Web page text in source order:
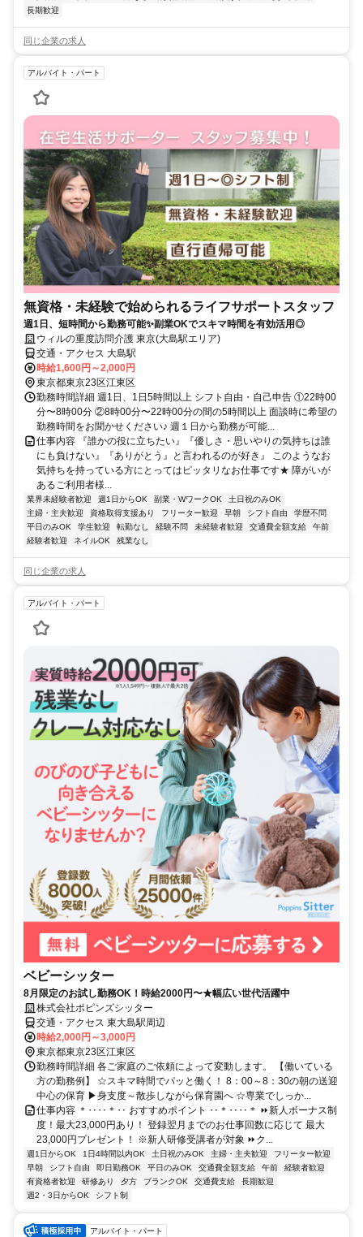
長期歓迎
同じ企業の求人
アルバイト・パート
無資格・未経験で始められるライフサポートスタッフ
週1日、短時間から勤務可能✨副業OKでスキマ時間を有効活用◎
ウィルの重度訪問介護 東京(大島駅エリア)
交通・アクセス 大島駅
時給1,600円～2,000円
東京都東京23区江東区
勤務時間詳細 週1日、1日5時間以上 シフト自由・自己申告 ①22時00
分〜8時00分 ②8時00分〜22時00分の間の5時間以上 面談時に希望の
勤務時間をお聞かせください♪ 週１日から勤務が可能...
仕事内容 『誰かの役に立ちたい』『優しさ・思いやりの気持ちは誰
にも負けない』『ありがとう』と言われるのが好き』 このようなお
気持ちを持っている方にとってはピッタリなお仕事です★ 障がいが
あるご利用者様...
業界未経験者歓迎 週1日からOK 副業・WワークOK
土日祝のみOK
主婦・主夫歓迎
資格取得支援あり フリーター歓迎 早朝 シフト自由
学歴不問
平日のみOK
学生歓迎 転勤なし 経験不問 未経験者歓迎 交通費全額支給
午前
経験者歓迎
ネイルOK 残業なし
同じ企業の求人
アルバイト・パート
ベビーシッター
8月限定のお試し勤務OK！時給2000円〜★幅広い世代活躍中
株式会社ポピンズシッター
交通・アクセス 東大島駅周辺
時給2,000円～3,000円
東京都東京23区江東区
勤務時間詳細 各ご家庭のご依頼によって変動します。 【働いている
方の勤務例】 ☆スキマ時間でパッと働く！ 8：00～8：30の朝の送迎
中心の保育 ▶身支度～散歩しながら保育園へ ☆専業でしっか...
仕事内容 ＊‥‥＊‥ おすすめポイント ‥＊‥‥＊ ⏩新人ボーナス制
度！最大23,000円あり！ 登録翌月までのお仕事回数に応じて 最大
23,000円プレゼント！ ※新人研修受講者が対象 ⏩ク...
週1日からOK 1日4時間以内OK 土日祝のみOK 主婦・主夫歓迎
フリーター歓迎
早朝
シフト自由 即日勤務OK 平日のみOK 交通費全額支給 午前
経験者歓迎
有資格者歓迎
研修あり 夕方 ブランクOK 交通費支給
長期歓迎
週2・3日からOK
シフト制
アルバイト・パート